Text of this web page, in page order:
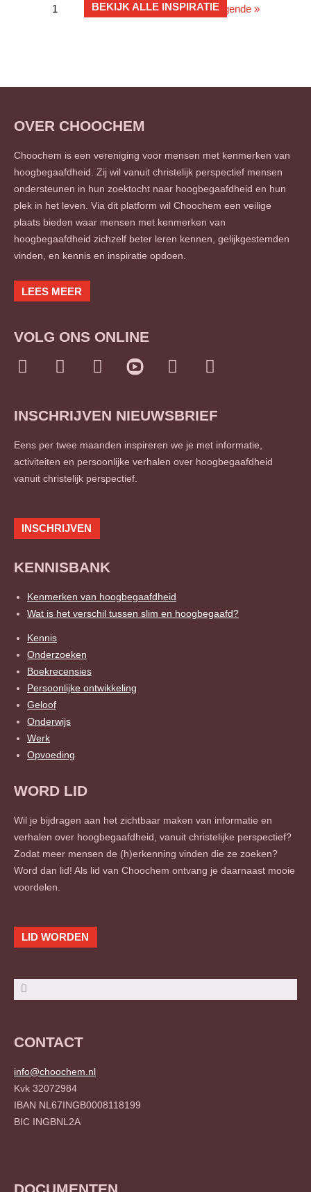
1 3 … 13 Volgende »
BEKIJK ALLE INSPIRATIE
OVER CHOOCHEM
Choochem is een vereniging voor mensen met kenmerken van
hoogbegaafdheid. Zij wil vanuit christelijk perspectief mensen
ondersteunen in hun zoektocht naar hoogbegaafdheid en hun
plek in het leven. Via dit platform wil Choochem een veilige
plaats bieden waar mensen met kenmerken van
hoogbegaafdheid zichzelf beter leren kennen, gelijkgestemden
vinden, en kennis en inspiratie opdoen.
LEES MEER
VOLG ONS ONLINE
I
t
g
r
a
F
e
o
o
k
f
L
k
d
i
n
i
n
T
t
e
r
S
n
c
l
INSCHRIJVEN NIEUWSBRIEF
Eens per twee maanden inspireren we je met informatie,
activiteiten en persoonlijke verhalen over hoogbegaafdheid
vanuit christelijk perspectief.
INSCHRIJVEN
KENNISBANK
Kenmerken van hoogbegaafdheid
Wat is het verschil tussen slim en hoogbegaafd?
Kennis
Onderzoeken
Boekrecensies
Persoonlijke ontwikkeling
Geloof
Onderwijs
Werk
Opvoeding
WORD LID
Wil je bijdragen aan het zichtbaar maken van informatie en
verhalen over hoogbegaafdheid, vanuit christelijke perspectief?
Zodat meer mensen de (h)erkenning vinden die ze zoeken?
Word dan lid! Als lid van Choochem ontvang je daarnaast mooie
voordelen.
LID WORDEN
Zoeken
Zoeken
CONTACT
info@choochem.nl
Kvk 32072984
IBAN NL67INGB0008118199
BIC INGBNL2A